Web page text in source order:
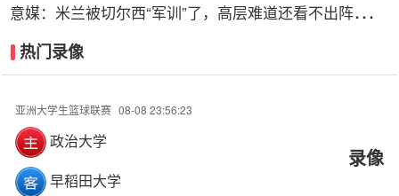
意媒：米兰被切尔西“军训”了，高层难道还看不出阵容短
热门录像
亚洲大学生篮球联赛 08-08 23:56:23
政治大学
早稻田大学
录像